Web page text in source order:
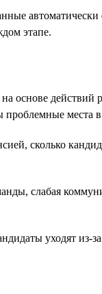
этапе.
действий
проблемные места
сколько
слабая
уходят из-